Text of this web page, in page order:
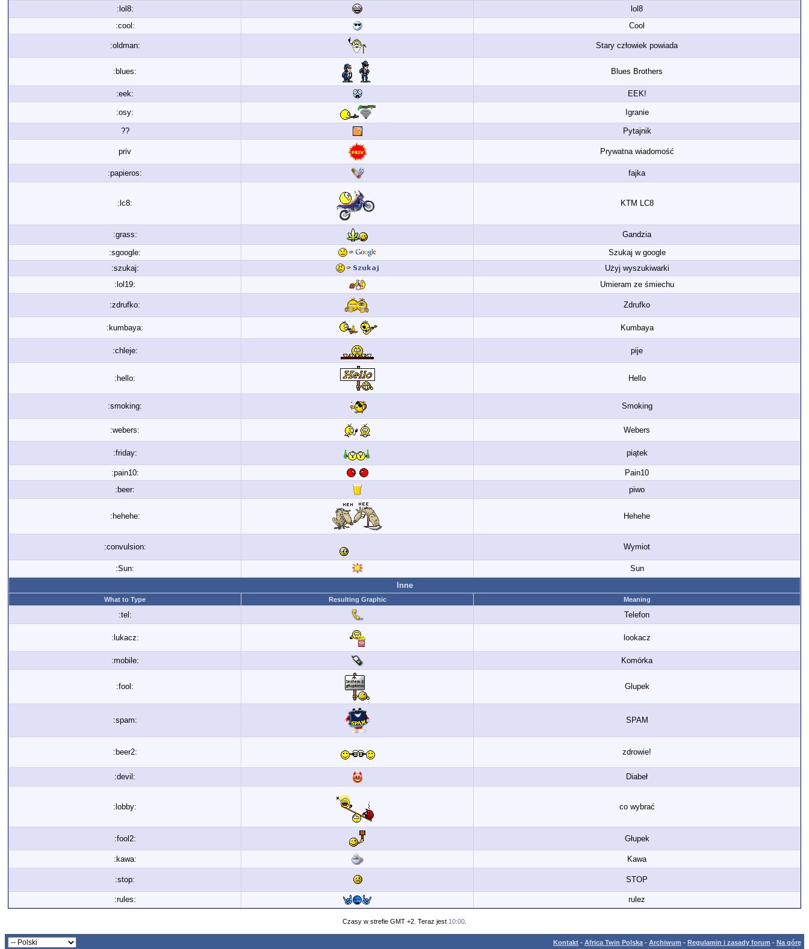
:lol8:
lol8
:cool:
Cool
:oldman: Stary człowiek powiada
:blues: Blues Brothers
:eek: EEK!
:osy: Igranie
?? Pytajnik
priv Prywatna wiadomość
:papieros: fajka
:lc8: KTM LC8
:grass:
Gandzia
:sgoogle:
Szukaj w google
:szukaj:
Użyj wyszukiwarki
:lol19:
Umieram ze śmiechu
:zdrufko: Zdrufko
:kumbaya: Kumbaya
:chleje: pije
:hello: Hello
:smoking: Smoking
:webers: Webers
:friday: piątek
:pain10:
Pain10
:beer:
piwo
:hehehe: Hehehe
:convulsion: Wymiot
:Sun:
Sun
Inne
What to Type Resulting Graphic Meaning
:tel: Telefon
:lukacz: lookacz
:mobile: Komórka
:fool: Glupek
:spam: SPAM
:beer2: zdrowie!
:devil: Diabeł
:lobby: co wybrać
:fool2: Głupek
:kawa: Kawa
:stop: STOP
:rules: rulez
Czasy w strefie GMT +2. Teraz jest 10:00
Kontakt - Africa Twin Polska - Archiwum - Regulamin i zasady forum - Na górę